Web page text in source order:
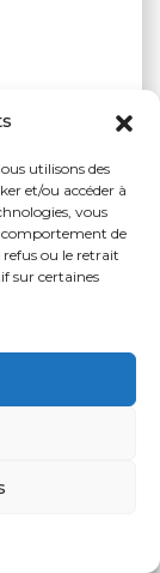
utilisons des
et/ou accéder à
vous
comportement de
ou le retrait
sur certaines